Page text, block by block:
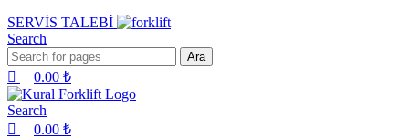
SERVİS TALEBİ
Search
Ara
0.00 ₺
Search
0.00 ₺